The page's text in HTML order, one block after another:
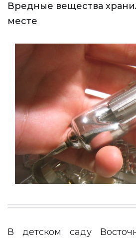
Вредные вещества
месте
В детском саду